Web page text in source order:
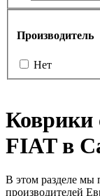
Производитель
Нет
Коврики
FIAT в
В этом разделе мы
производителей